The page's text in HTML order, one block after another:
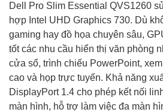
Dell Pro Slim Essential QVS1260
hợp Intel UHD Graphics 730. Dù
gaming hay đồ họa chuyên sâu,
tốt các nhu cầu hiển thị văn phòng
cửa sổ, trình chiếu PowerPoint,
cao và họp trực tuyến. Khả năng
DisplayPort 1.4 cho phép kết nối
màn hình, hỗ trợ làm việc đa màn